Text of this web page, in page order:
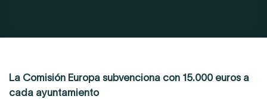
La Comisión Europa subvenciona con 15.000 euros a
cada ayuntamiento